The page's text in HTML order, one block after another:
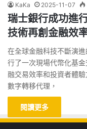
KaKa 2025-11-07
瑞士銀行成功進
技術再創金融效
在全球金融科技不斷演
行了一次現場代幣化基
融交易效率和投資者體
數字轉移代理，
閱讀更多